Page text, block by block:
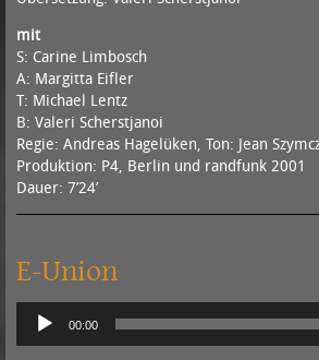
mit
S: Carine Limbosch
A: Margitta Eifler
T: Michael Lentz
B: Valeri Scherstjanoi
Regie: Andreas Hagelüken, Ton: Jean
Produktion: P4, Berlin und randfunk 2001
Dauer: 7’24’
E-Union
Audio-
Player
00:00